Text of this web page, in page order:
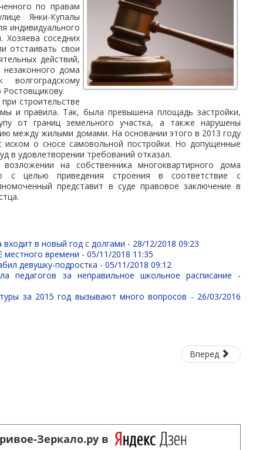
по правам
Янки-Купалы
индивидуального
Хозяева соседних
отстаивать свои
действий,
дома
строительстве
и правила. Так, была превышена площадь застройки,
от границ земельного участка, а также нарушены
между жилыми домами. На основании этого в 2013 году
иском о сносе самовольной постройки. Но допущенные
в удовлетворении требований отказал.
на собственника многоквартирного дома
с целью приведения строения в соответствие с
представит в суде правовое заключение в
входит в новый год с долгами - 28/12/2018 09:23
местного времени -05/11/2018 11:35
девушку-подростка -05/11/2018 09:12
педагогов за неправильное школьное расписание -
за 2015 год вызывают много вопросов - 26/03/2016
Вперед
Зеркало.ру в